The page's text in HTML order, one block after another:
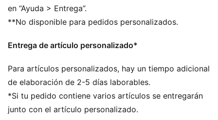
en “Ayuda > Entrega”.
**No disponible para pedidos personalizados.
Entrega de artículo personalizado*
Para artículos personalizados, hay un tiempo adicional
de elaboración de 2-5 días laborables.
*Si tu pedido contiene varios artículos se entregarán
junto con el artículo personalizado.